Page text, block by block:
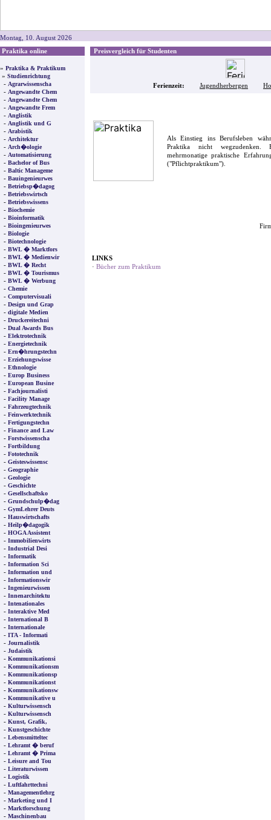
Montag, 10. August 2026
Praktika online
» Praktika & Praktikum
» Studienrichtung
- Agrarwissenscha
- Angewandte Chem
- Angewandte Chem
- Angewandte Frem
- Anglistik
- Anglistik und G
- Arabistik
- Architektur
- Arch�ologie
- Automatisierung
- Bachelor of Bus
- Baltic Manageme
- Bauingenieurwes
- Betriebsp�dagog
- Betriebswirtsch
- Betriebswissens
- Biochemie
- Bioinformatik
- Bioingenieurwes
- Biologie
- Biotechnologie
- BWL � Marktfors
- BWL � Medienwir
- BWL � Recht
- BWL � Tourismus
- BWL � Werbung
- Chemie
- Computervisuali
- Design und Grap
- digitale Medien
- Druckereitechni
- Dual Awards Bus
- Elektrotechnik
- Energietechnik
- Ern�hrungstechn
- Erziehungswisse
- Ethnologie
- Europ Business
- European Busine
- Fachjournalisti
- Facility Manage
- Fahrzeugtechnik
- Feinwerktechnik
- Fertigungstechn
- Finance and Law
- Forstwissenscha
- Fortbildung
- Fototechnik
- Geisteswissensc
- Geographie
- Geologie
- Geschichte
- Gesellschaftsko
- Grundschulp�dag
- GymLehrer Deuts
- Hauswirtschafts
- Heilp�dagogik
- HOGA Assistent
- Immobilienwirts
- Industrial Desi
- Informatik
- Information Sci
- Information und
- Informationswir
- Ingenieurwissen
- Innenarchitektu
- Intenationales
- Interaktive Med
- International B
- Internationale
- ITA - Informati
- Journalistik
- Judaistik
- Kommunikationsi
- Kommunikationsm
- Kommunikationsp
- Kommunikationst
- Kommunikationsw
- Kommunikative u
- Kulturwissensch
- Kulturwissensch
- Kunst, Grafik,
- Kunstgeschichte
- Lebensmitteltec
- Lehramt � beruf
- Lehramt � Prima
- Leisure and Tou
- Literaturwissen
- Logistik
- Luftfahrttechni
- Managementlehrg
- Marketing und I
- Marktforschung
- Maschinenbau
Preisvergleich für Studenten
Ferienzeit: Jugendherbergen
Als Einstieg ins Berufsleben
Praktika nicht wegzudenken.
mehrmonatige praktische
("Pflichtpraktikum").
LINKS
· Bücher zum Praktikum